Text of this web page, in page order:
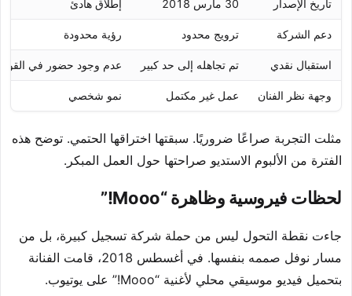
تاريخ الإصدار 30 مارس 2018 إطلاق هادئ
دعم الشركة ترويج محدود رؤية محدودة
استقبال نقدي تم تجاهله إلى حد كبير عدم وجود حضور في
وجهة نظر الفنان عمل غير مكتمل نمو شخصي
مثلت التجربة صراعًا ضروريًا. سبقتها اختراقها الحتمي. توضح هذه
الفترة من الألبوم الاستديو صراحتها حول العمل المبكر.
لحظات فيروسية وظاهرة “Mooo!”
جاءت نقطة التحول ليس من حملة شركة تسجيل كبيرة، بل من
مسار نوفل صممه بنفسها. في أغسطس 2018، قامت الفنانة
بتحميل فيديو موسيقي محلي لأغنية “Mooo!” على يوتيوب.